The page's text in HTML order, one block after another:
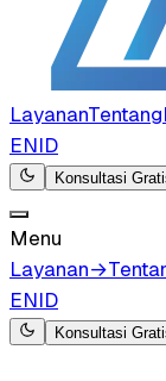
LayananTentang
ENID
Konsultasi
Menu
Layanan→
ENID
Konsultasi